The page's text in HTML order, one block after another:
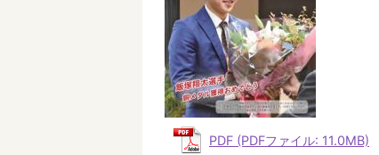
PDF (PDFファイル: 11.0MB)